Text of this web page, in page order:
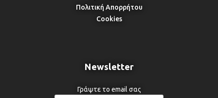
Πολιτική Απορρήτου
Cookies
Newsletter
Γράψτε το email σας